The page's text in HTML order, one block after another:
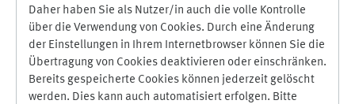
Daher haben Sie als Nutzer/in auch die volle Kontrolle
über die Verwendung von Cookies. Durch eine Änderung
der Einstellungen in Ihrem Internetbrowser können Sie die
Übertragung von Cookies deaktivieren oder einschränken.
Bereits gespeicherte Cookies können jederzeit gelöscht
werden. Dies kann auch automatisiert erfolgen. Bitte